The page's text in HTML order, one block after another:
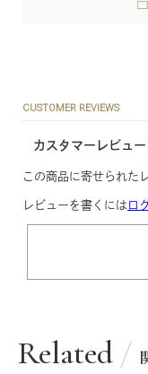
CUSTOMER REVIEWS
カスタマーレビュー
この商品に寄せられた
レビューを書くには ロ
Related